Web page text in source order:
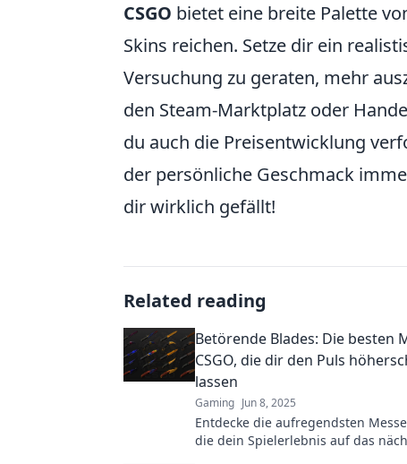
CSGO bietet eine breite Palette
Skins reichen. Setze dir ein
Versuchung zu geraten, mehr
den Steam-Marktplatz oder
du auch die Preisentwicklung
der persönliche Geschmack
dir wirklich gefällt!
Related reading
Betörende Blades: Die besten
CSGO, die dir den Puls
lassen
Gaming Jun 8, 2025
Entdecke die aufregendsten
die dein Spielerlebnis auf das